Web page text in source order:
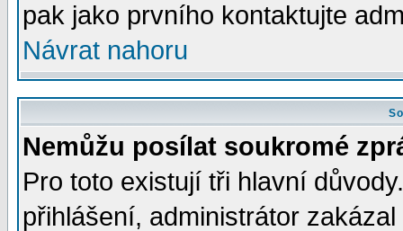
pak jako prvního kontaktujte
Návrat nahoru
Nemůžu posílat soukromé
Pro toto existují tři hlavní
přihlášení, administrátor